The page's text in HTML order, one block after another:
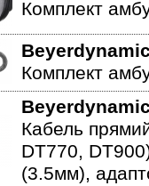
Комплект
Комплект
Кабель
DT770,
(3.5мм),